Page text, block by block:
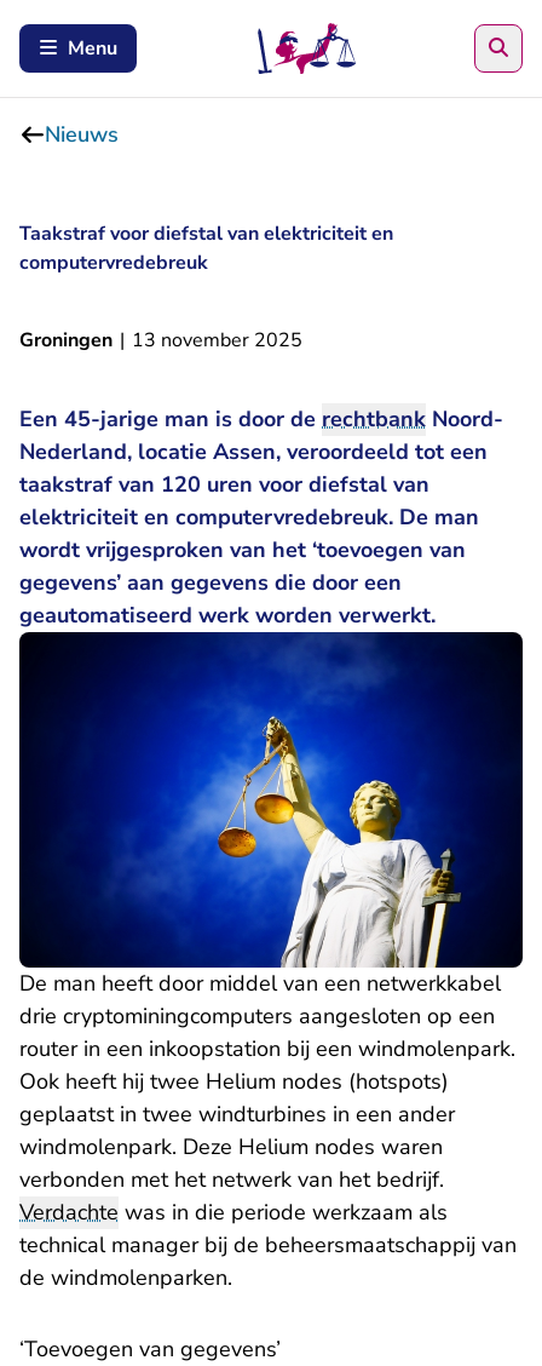
Menu
Nieuws
Taakstraf voor diefstal van elektriciteit en
computervredebreuk
Groningen | 13 november 2025
Een 45-jarige man is door de rechtbank Noord-
Nederland, locatie Assen, veroordeeld tot een
taakstraf van 120 uren voor diefstal van
elektriciteit en computervredebreuk. De man
wordt vrijgesproken van het ‘toevoegen van
gegevens’ aan gegevens die door een
geautomatiseerd werk worden verwerkt.
De man heeft door middel van een netwerkkabel
drie cryptominingcomputers aangesloten op een
router in een inkoopstation bij een windmolenpark.
Ook heeft hij twee Helium nodes (hotspots)
geplaatst in twee windturbines in een ander
windmolenpark. Deze Helium nodes waren
verbonden met het netwerk van het bedrijf.
Verdachte was in die periode werkzaam als
technical manager bij de beheersmaatschappij van
de windmolenparken.
‘Toevoegen van gegevens’